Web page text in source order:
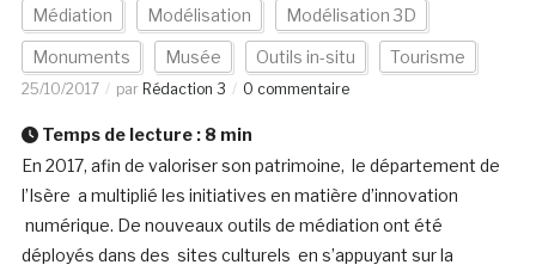
Médiation Modélisation Modélisation 3D
Monuments Musée Outils in-situ Tourisme
25/10/2017 par Rédaction 3 0 commentaire
Temps de lecture : 8 min
En 2017, afin de valoriser son patrimoine, le département de
l’Isère a multiplié les initiatives en matière d’innovation
numérique. De nouveaux outils de médiation ont été
déployés dans des sites culturels en s’appuyant sur la